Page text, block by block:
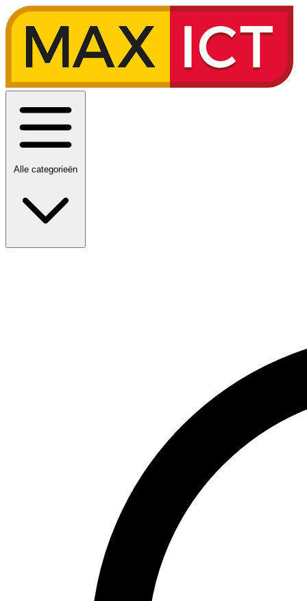
Alle categorieën